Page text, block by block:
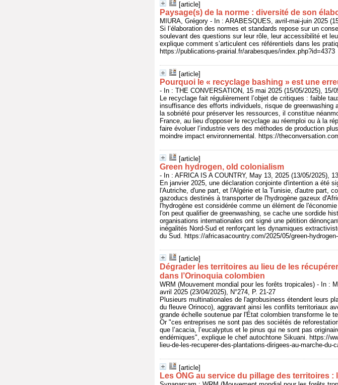
[article]
Paysage(s) de la norme : diversité de son
MIURA, Grégory - In : ARABESQUES, avril-mai-juin 2025
Si l’élaboration des normes et standards repose sur un
soulevant des questions sur leur rôle, leur accessibilité et
explique comment s’articulent ces référentiels dans les
https://publications-prairial.fr/arabesques/index.php?id=4373
[article]
Pourquoi le « recyclage bashing » est une
- In : THE CONVERSATION, 15 mai 2025 (15/05/2025), 15/
Le recyclage fait régulièrement l’objet de critiques : faible
insuffisance des efforts individuels, risque de greenwashing
la sobriété pour préserver les ressources, il constitue
France, au lieu d'opposer le recyclage au réemploi ou à la
faire évoluer l’industrie vers des méthodes de production
moindre impact environnemental. https://
[article]
Green hydrogen, old colonialism
- In : AFRICA IS A COUNTRY, May 13, 2025 (13/05/2025),
En janvier 2025, une déclaration conjointe d'intention a été
l'Autriche, d'une part, et l'Algérie et la Tunisie, d'autre part,
gazoducs destinés à transporter de l'hydrogène gazeux
l'hydrogène est considérée comme un élément de
l'on peut qualifier de greenwashing, se cache une sordide
organisations internationales ont signé une pétition
inégalités Nord-Sud et renforçant les dynamiques
du Sud. https://africasacountry.com/2025/05/green-
[article]
Dégrader les territoires au lieu de les
dans l’Orinoquia colombien
WRM (Mouvement mondial pour les forêts tropicales) - In :
avril 2025 (23/04/2025), N°274, P. 21-27
Plusieurs multinationales de l'agrobusiness étendent leurs
du fleuve Orinoco), aggravant ainsi les conflits territoriaux
grande échelle soutenue par l'État colombien transforme le
Or "ces entreprises ne sont pas des sociétés de
que l’acacia, l’eucalyptus et le pinus qui ne sont pas
endémiques", explique le chef autochtone Sikuani. https://
lieu-de-les-recuperer-des-plantations-dirigees-au-marche-du-
[article]
Les ONG au service du pillage des territoires